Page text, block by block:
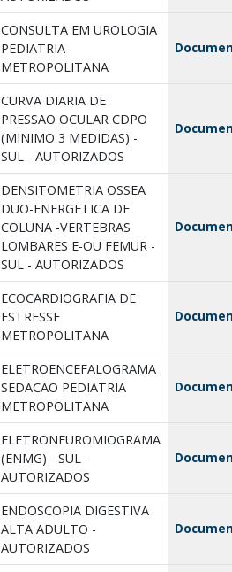
CONSULTA EM UROLOGIA
PEDIATRIA
METROPOLITANA
CURVA DIARIA DE
PRESSAO OCULAR CDPO
(MINIMO 3 MEDIDAS) -
SUL - AUTORIZADOS
DENSITOMETRIA OSSEA
DUO-ENERGETICA DE
COLUNA -VERTEBRAS
LOMBARES E-OU FEMUR -
SUL - AUTORIZADOS
ECOCARDIOGRAFIA DE
ESTRESSE
METROPOLITANA
ELETROENCEFALOGRAMA
SEDACAO PEDIATRIA
METROPOLITANA
ELETRONEUROMIOGRAMA
(ENMG) - SUL -
AUTORIZADOS
ENDOSCOPIA DIGESTIVA
ALTA ADULTO -
AUTORIZADOS